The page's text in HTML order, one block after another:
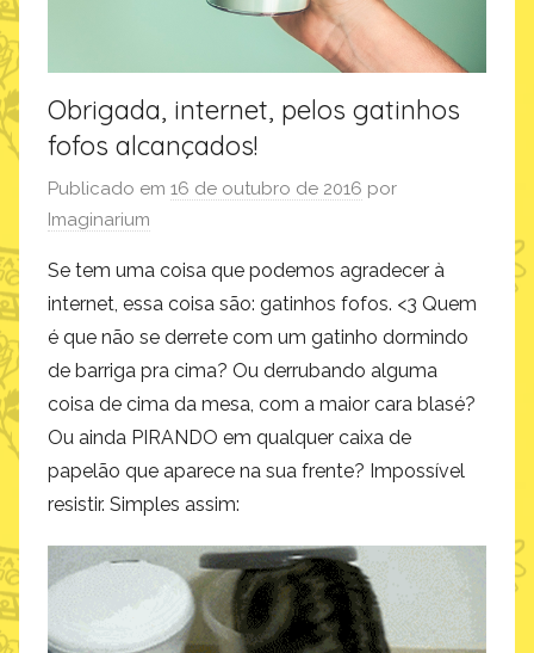
Obrigada, internet, pelos gatinhos
fofos alcançados!
Publicado em 16 de outubro de 2016 por
Imaginarium
Se tem uma coisa que podemos agradecer à
internet, essa coisa são: gatinhos fofos. <3 Quem
é que não se derrete com um gatinho dormindo
de barriga pra cima? Ou derrubando alguma
coisa de cima da mesa, com a maior cara blasé?
Ou ainda PIRANDO em qualquer caixa de
papelão que aparece na sua frente? Impossível
resistir. Simples assim: